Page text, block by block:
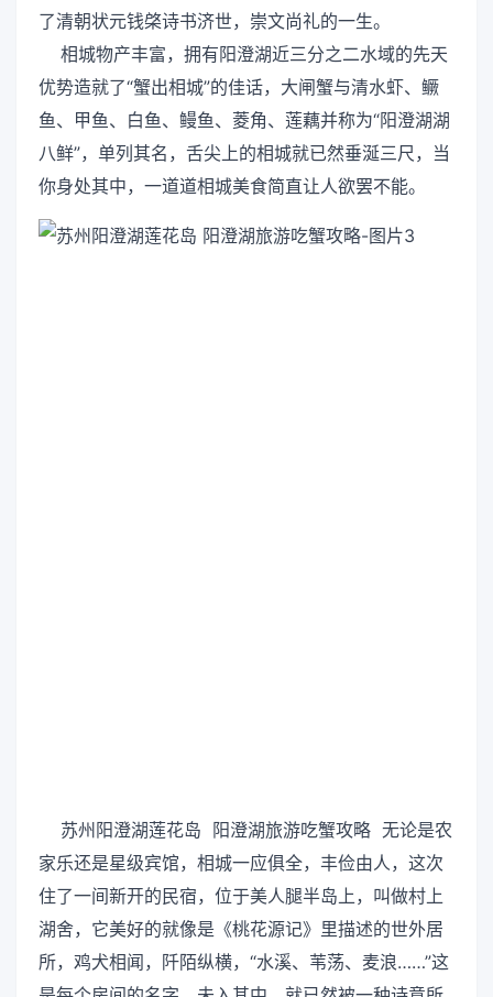
了清朝状元钱棨诗书济世，崇文尚礼的一生。
相城物产丰富，拥有阳澄湖近三分之二水域的先天
优势造就了“蟹出相城”的佳话，大闸蟹与清水虾、鳜
鱼、甲鱼、白鱼、鳗鱼、菱角、莲藕并称为“阳澄湖湖
八鲜”，单列其名，舌尖上的相城就已然垂涎三尺，当
你身处其中，一道道相城美食简直让人欲罢不能。
苏州阳澄湖莲花岛 阳澄湖旅游吃蟹攻略 无论是农
家乐还是星级宾馆，相城一应俱全，丰俭由人，这次
住了一间新开的民宿，位于美人腿半岛上，叫做村上
湖舍，它美好的就像是《桃花源记》里描述的世外居
所，鸡犬相闻，阡陌纵横，“水溪、苇荡、麦浪……”这